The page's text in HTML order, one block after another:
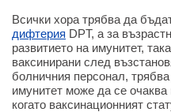
Всички хора трябва да
дифтерия DPT, а за
развитието на имунитет,
ваксинирани след
болничния персонал,
имунитет може да се
когато ваксинационният